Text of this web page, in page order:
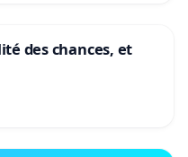
des chances, et